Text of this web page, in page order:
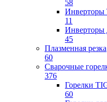
58
Инверторы
11
Инверторы
45
Плазменная резка
60
Сварочные
376
Горелки
60